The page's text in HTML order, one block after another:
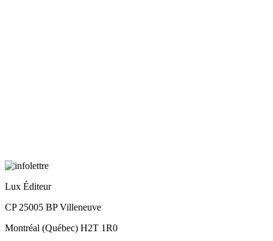
Lux Éditeur
CP 25005 BP Villeneuve
Montréal (Québec) H2T 1R0